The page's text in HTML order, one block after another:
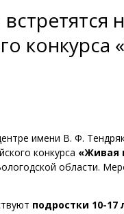
конкурса
имени В. Ф.
конкурса «Живая
области.
подростки 10-17